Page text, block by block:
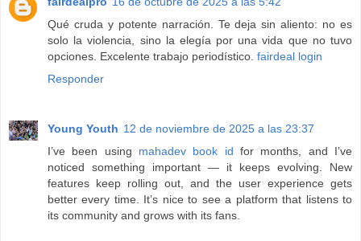
Qué cruda y potente narración. Te deja sin aliento: no es
solo la violencia, sino la elegía por una vida que no tuvo
opciones. Excelente trabajo periodístico. fairdeal login
Responder
Young Youth 12 de noviembre de 2025 a las 23:37
I’ve been using mahadev book id for months, and I’ve
noticed something important — it keeps evolving. New
features keep rolling out, and the user experience gets
better every time. It’s nice to see a platform that listens to
its community and grows with its fans.